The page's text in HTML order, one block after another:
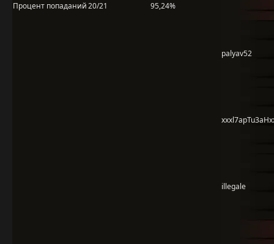
Процент попаданий20/21 95,24%
palyav52
illegale